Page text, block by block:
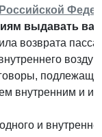
выдавать
возврата
внутренним и
и